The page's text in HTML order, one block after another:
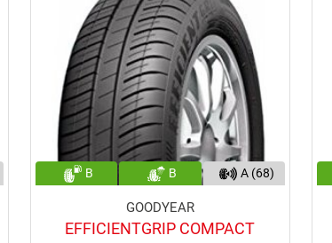
B B A (68)
GOODYEAR
EFFICIENTGRIP COMPACT